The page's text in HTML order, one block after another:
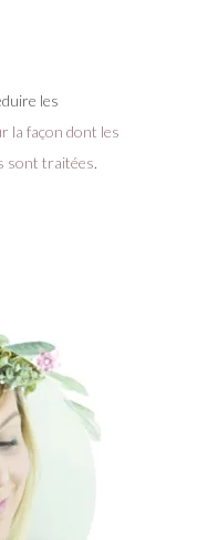
les
la façon dont les
sont traitées.